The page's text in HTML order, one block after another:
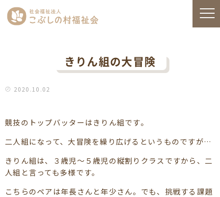
きりん組の大冒険
2020.10.02
競技のトップバッターはきりん組です。
二人組になって、大冒険を繰り広げるというものですが…
きりん組は、３歳児～５歳児の縦割りクラスですから、二
人組と言っても多様です。
こちらのペアは年長さんと年少さん。でも、挑戦する課題